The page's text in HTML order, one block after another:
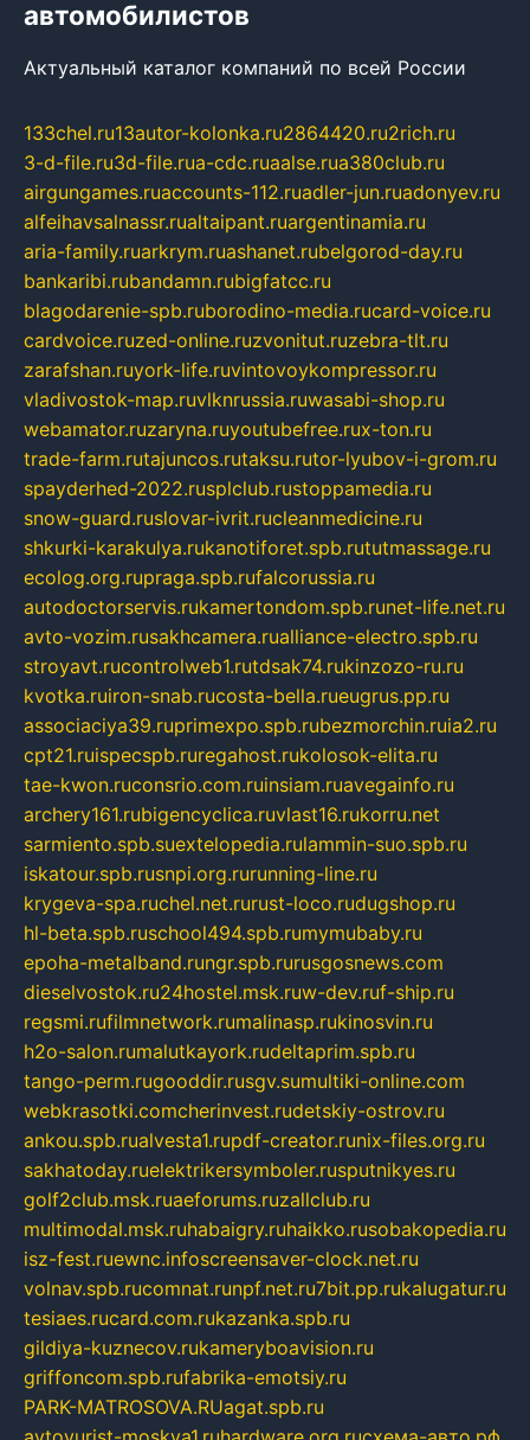
автомобилистов
Актуальный каталог компаний по всей России
133chel.ru13autor-kolonka.ru2864420.ru2rich.ru
3-d-file.ru3d-file.rua-cdc.ruaalse.rua380club.ru
airgungames.ruaccounts-112.ruadler-jun.ruadonyev.ru
alfeihavsalnassr.rualtaipant.ruargentinamia.ru
aria-family.ruarkrym.ruashanet.rubelgorod-day.ru
bankaribi.rubandamn.rubigfatcc.ru
blagodarenie-spb.ruborodino-media.rucard-voice.ru
cardvoice.ruzed-online.ruzvonitut.ruzebra-tlt.ru
zarafshan.ruyork-life.ruvintovoykompressor.ru
vladivostok-map.ruvlknrussia.ruwasabi-shop.ru
webamator.ruzaryna.ruyoutubefree.rux-ton.ru
trade-farm.rutajuncos.rutaksu.rutor-lyubov-i-grom.ru
spayderhed-2022.rusplclub.rustoppamedia.ru
snow-guard.ruslovar-ivrit.rucleanmedicine.ru
shkurki-karakulya.rukanotiforet.spb.rututmassage.ru
ecolog.org.rupraga.spb.rufalcorussia.ru
autodoctorservis.rukamertondom.spb.runet-life.net.ru
avto-vozim.rusakhcamera.rualliance-electro.spb.ru
stroyavt.rucontrolweb1.rutdsak74.rukinzozo-ru.ru
kvotka.ruiron-snab.rucosta-bella.rueugrus.pp.ru
associaciya39.ruprimexpo.spb.rubezmorchin.ruia2.ru
cpt21.ruispecspb.ruregahost.rukolosok-elita.ru
tae-kwon.ruconsrio.com.ruinsiam.ruavegainfo.ru
archery161.rubigencyclica.ruvlast16.rukorru.net
sarmiento.spb.suextelopedia.rulammin-suo.spb.ru
iskatour.spb.rusnpi.org.rurunning-line.ru
krygeva-spa.ruchel.net.rurust-loco.rudugshop.ru
hl-beta.spb.ruschool494.spb.rumymubaby.ru
epoha-metalband.rungr.spb.rurusgosnews.com
dieselvostok.ru24hostel.msk.ruw-dev.ruf-ship.ru
regsmi.rufilmnetwork.rumalinasp.rukinosvin.ru
h2o-salon.rumalutkayork.rudeltaprim.spb.ru
tango-perm.rugooddir.rusgv.sumultiki-online.com
webkrasotki.comcherinvest.rudetskiy-ostrov.ru
ankou.spb.rualvesta1.rupdf-creator.runix-files.org.ru
sakhatoday.ruelektrikersymboler.rusputnikyes.ru
golf2club.msk.ruaeforums.ruzallclub.ru
multimodal.msk.ruhabaigry.ruhaikko.rusobakopedia.ru
isz-fest.ruewnc.infoscreensaver-clock.net.ru
volnav.spb.rucomnat.runpf.net.ru7bit.pp.rukalugatur.ru
tesiaes.rucard.com.rukazanka.spb.ru
gildiya-kuznecov.rukameryboavision.ru
griffoncom.spb.rufabrika-emotsiy.ru
PARK-MATROSOVA.RUagat.spb.ru